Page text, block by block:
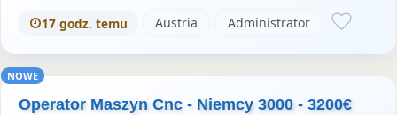
17 godz. temu Austria Administrator
NOWE
Operator Maszyn Cnc - Niemcy 3000 - 3200€